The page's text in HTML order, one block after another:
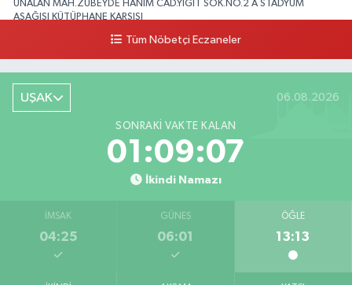
ÜNALAN MAH.ZÜBEYDE HANIM CAD.YİĞİT SOK.NO.2 A STADYUM
AŞAĞISI KÜTÜPHANE KARŞISI
Yol Tarifi Al
Tüm Nöbetçi Eczaneler
UŞAK 06.08.2026
SONRAKI VAKTE KALAN
01:09:06
İkindi Namazı
İMSAK
04:25
GÜNEŞ
06:01
ÖĞLE
13:13